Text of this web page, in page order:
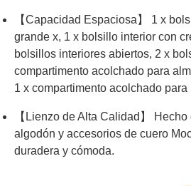
【Capacidad Espaciosa】 1 x
grande x, 1 x bolsillo interior con
bolsillos interiores abiertos, 2 x
compartimento acolchado para
1 x compartimento acolchado
【Lienzo de Alta Calidad】
algodón y accesorios de cuero
duradera y cómoda.